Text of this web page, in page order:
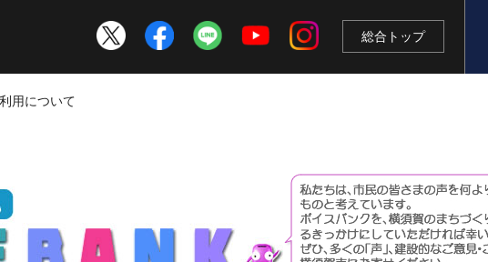
総合 トップ
用について